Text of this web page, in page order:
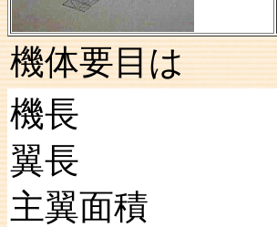
機体要目は
機長 ４
翼長 ５
主翼面積